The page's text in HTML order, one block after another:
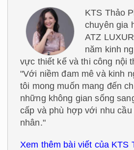
KTS Thảo
chuyên gia
ATZ
năm kinh
vực thiết kế và thi công nội
"Với niềm đam mê và kinh
tôi mong muốn mang đến
những không gian sống
cấp và phù hợp với nhu
nhân."
Xem thêm bài viết của KTS